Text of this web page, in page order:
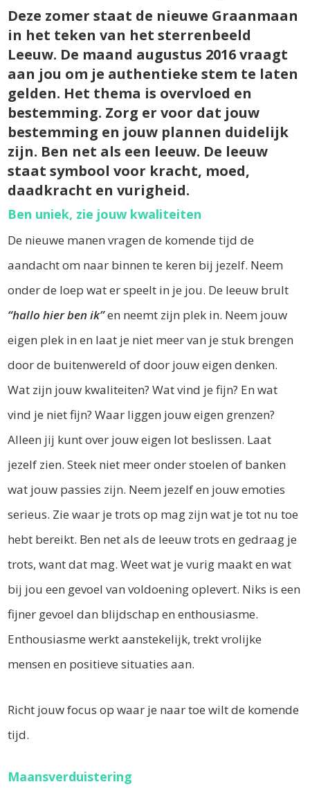
Deze zomer staat de nieuwe Graanmaan
in het teken van het sterrenbeeld
Leeuw. De maand augustus 2016 vraagt
aan jou om je authentieke stem te laten
gelden. Het thema is overvloed en
bestemming. Zorg er voor dat jouw
bestemming en jouw plannen duidelijk
zijn. Ben net als een leeuw. De leeuw
staat symbool voor kracht, moed,
daadkracht en vurigheid.
Ben uniek, zie jouw kwaliteiten
De nieuwe manen vragen de komende tijd de
aandacht om naar binnen te keren bij jezelf. Neem
onder de loep wat er speelt in je jou. De leeuw brult
“hallo hier ben ik”en neemt zijn plek in. Neem jouw
eigen plek in en laat je niet meer van je stuk brengen
door de buitenwereld of door jouw eigen denken.
Wat zijn jouw kwaliteiten? Wat vind je fijn? En wat
vind je niet fijn? Waar liggen jouw eigen grenzen?
Alleen jij kunt over jouw eigen lot beslissen. Laat
jezelf zien. Steek niet meer onder stoelen of banken
wat jouw passies zijn. Neem jezelf en jouw emoties
serieus. Zie waar je trots op mag zijn wat je tot nu toe
hebt bereikt. Ben net als de leeuw trots en gedraag je
trots, want dat mag. Weet wat je vurig maakt en wat
bij jou een gevoel van voldoening oplevert. Niks is een
fijner gevoel dan blijdschap en enthousiasme.
Enthousiasme werkt aanstekelijk, trekt vrolijke
mensen en positieve situaties aan.
Richt jouw focus op waar je naar toe wilt de komende
tijd.
Maansverduistering